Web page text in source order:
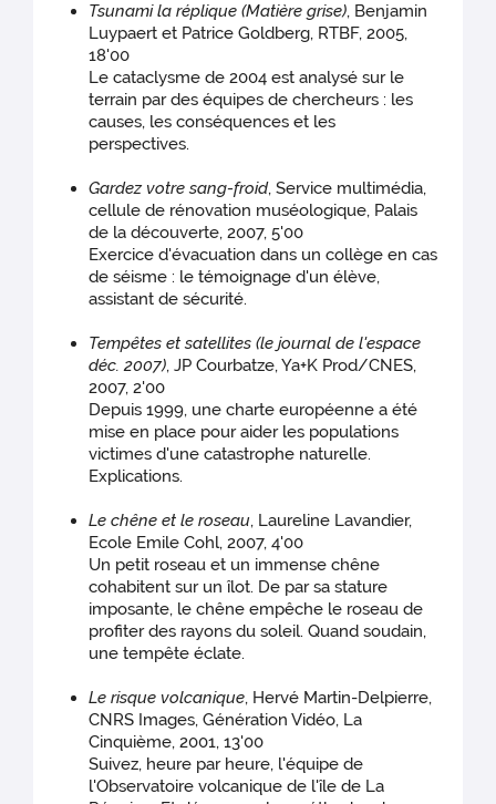
Tsunami la réplique (Matière grise), Benjamin
Luypaert et Patrice Goldberg, RTBF, 2005,
18'00
Le cataclysme de 2004 est analysé sur le
terrain par des équipes de chercheurs : les
causes, les conséquences et les
perspectives.
Gardez votre sang-froid, Service multimédia,
cellule de rénovation muséologique, Palais
de la découverte, 2007, 5'00
Exercice d'évacuation dans un collège en cas
de séisme : le témoignage d'un élève,
assistant de sécurité.
Tempêtes et satellites (le journal de l'espace
déc. 2007), JP Courbatze, Ya+K Prod/CNES,
2007, 2'00
Depuis 1999, une charte européenne a été
mise en place pour aider les populations
victimes d'une catastrophe naturelle.
Explications.
Le chêne et le roseau, Laureline Lavandier,
Ecole Emile Cohl, 2007, 4'00
Un petit roseau et un immense chêne
cohabitent sur un îlot. De par sa stature
imposante, le chêne empêche le roseau de
profiter des rayons du soleil. Quand soudain,
une tempête éclate.
Le risque volcanique, Hervé Martin-Delpierre,
CNRS Images, Génération Vidéo, La
Cinquième, 2001, 13'00
Suivez, heure par heure, l'équipe de
l'Observatoire volcanique de l'île de La